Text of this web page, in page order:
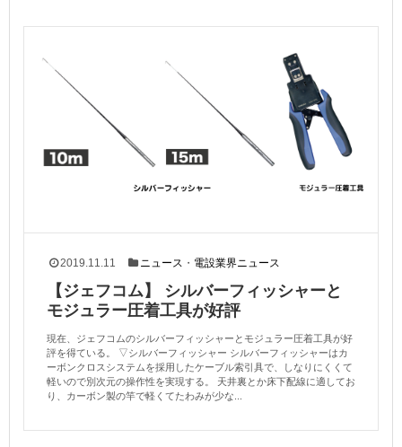
2019.11.11 ニュース ・ 電設業界ニュース
【ジェフコム】 シルバーフィッシャーと
モジュラー圧着工具が好評
現在、ジェフコムのシルバーフィッシャーとモジュラー圧着工具が好
評を得ている。 ▽シルバーフィッシャー シルバーフィッシャーはカ
ーボンクロスシステムを採用したケーブル索引具で、しなりにくくて
軽いので別次元の操作性を実現する。 天井裏とか床下配線に適してお
り、カーボン製の竿で軽くてたわみが少な...